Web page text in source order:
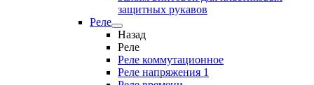
защитных рукавов
Реле
Назад
Реле
Реле коммутационное
Реле напряжения 1